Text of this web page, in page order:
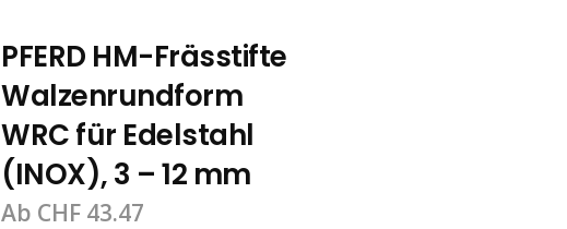
PFERD HM-Frässtifte
Walzenrundform
WRC für Edelstahl
(INOX), 3 – 12 mm
Ab CHF 43.47